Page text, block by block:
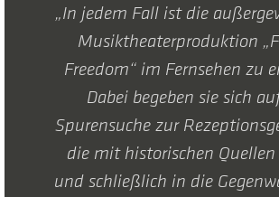
„In jedem Fall ist die
Musiktheaterproduktion
Freedom“ im Fernsehen zu
Dabei begeben sie sich
Spurensuche zur
die mit historischen
und schließlich in die